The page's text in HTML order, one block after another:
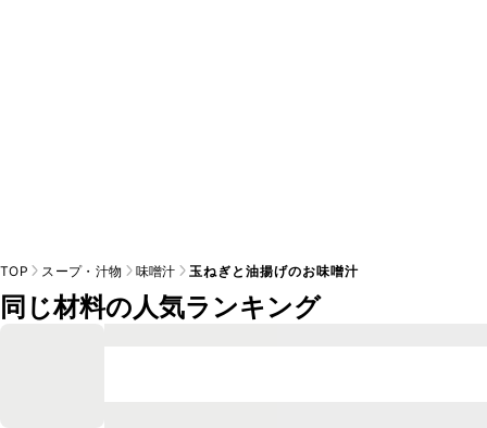
TOP スープ・汁物 味噌汁 玉ねぎと油揚げのお味噌汁
同じ材料の人気ランキング